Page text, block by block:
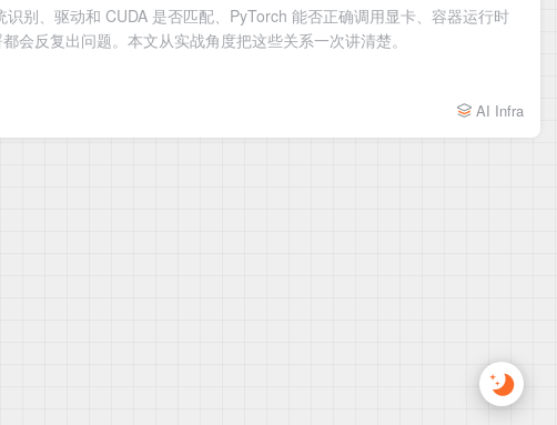
别、驱动和 CUDA 是否匹配、PyTorch 能否正确调用显卡、容器运行时
反复出问题。本文从实战角度把这些关系一次讲清楚。
AI Infra